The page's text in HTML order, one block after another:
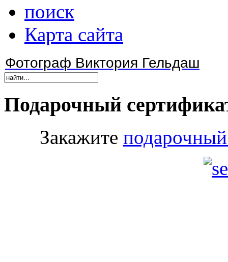
поиск
Карта сайта
Фотограф Виктория Гельдаш
Подарочный
Закажите